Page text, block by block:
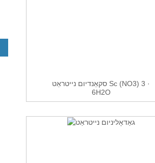
סקאַנדיום נייטראַט Sc (NO3) 3 ·
6H2O